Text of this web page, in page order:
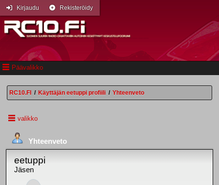
Päävalikko
Kirjaudu Rekisteröidy
RC10.FI / Käyttäjän eetuppi profiili / Yhteenveto
valikko
Yhteenveto
eetuppi
Jäsen